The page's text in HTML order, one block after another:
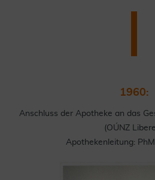
1960:
Anschluss der Apotheke an das
(OÚNZ
Apothekenleitung: